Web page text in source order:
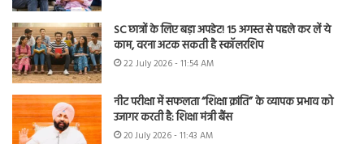
SC छात्रों के लिए बड़ा अपडेट! 15 अगस्त से पहले कर लें ये
काम, वरना अटक सकती है स्कॉलरशिप
22 July 2026 - 11:54 AM
नीट परीक्षा में सफलता “शिक्षा क्रांति” के व्यापक प्रभाव को
उजागर करती है: शिक्षा मंत्री बैंस
20 July 2026 - 11:43 AM